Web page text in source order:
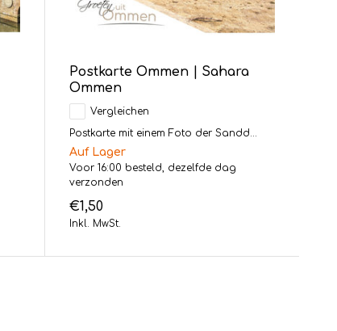
Postkarte Ommen | Sahara
Ommen
Vergleichen
Postkarte mit einem Foto der Sandd...
Auf Lager
Voor 16:00 besteld, dezelfde dag
verzonden
€1,50
Inkl. MwSt.